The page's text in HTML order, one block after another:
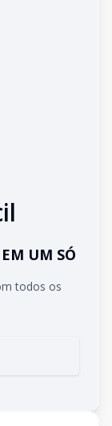
UM SÓ
todos os